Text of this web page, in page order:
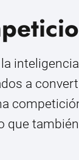
a
que